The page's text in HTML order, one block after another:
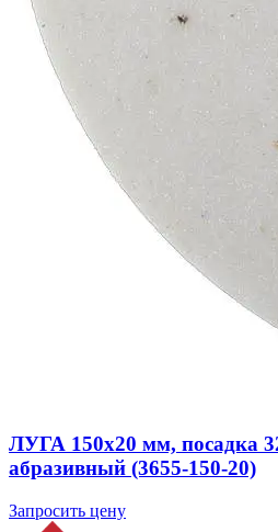
ЛУГА 150х20 мм, посадка
абразивный (3655-150-20)
Запросить цену